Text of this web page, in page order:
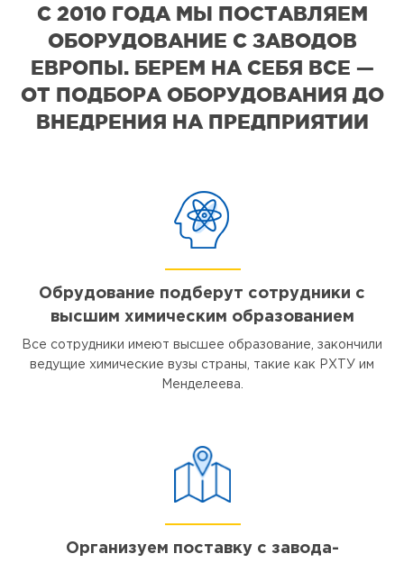
С 2010 ГОДА МЫ ПОСТАВЛЯЕМ
ОБОРУДОВАНИЕ С ЗАВОДОВ
ЕВРОПЫ. БЕРЕМ НА СЕБЯ ВСЕ —
ОТ ПОДБОРА ОБОРУДОВАНИЯ ДО
ВНЕДРЕНИЯ НА ПРЕДПРИЯТИИ
Обрудование подберут сотрудники с
высшим химическим образованием
Все сотрудники имеют высшее образование, закончили
ведущие химические вузы страны, такие как РХТУ им
Менделеева.
Организуем поставку с завода-